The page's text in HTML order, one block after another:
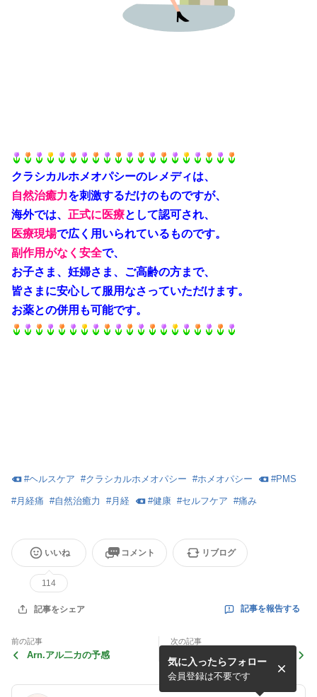
クラシカルホメオパシーのレメディは、
自然治癒力を刺激するだけのものですが、
海外では、 正式に医療として認可され、
医療現場で広く用いられているものです。
副作用がなく安全で、
お子さま、妊婦さま、ご高齢の方まで、
皆さまに安心して服用なさっていただけます。
お薬との併用も可能です。
#ヘルスケア #クラシカルホメオパシー #ホメオパシー #PMS
#月経痛 #自然治癒力 #月経 #健康 #セルフケア #痛み
いいね
114
コメント リブログ
記事をシェア 記事を報告する
前の記事
Arn.アル二カの予感
次の記事
ホメオパシー的秘密♪ （そ
の８） 椎間板ヘルニア・坐
骨神経痛
気に入ったらフォロー
会員登録は不要です